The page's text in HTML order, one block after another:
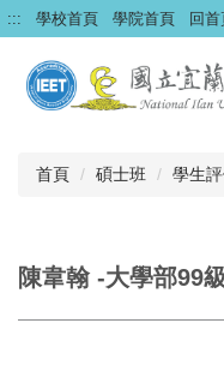
跳
到
要
::: 學校首頁 學院首頁 回首
首頁 碩士班 學生
陳韋翰 -大學部99